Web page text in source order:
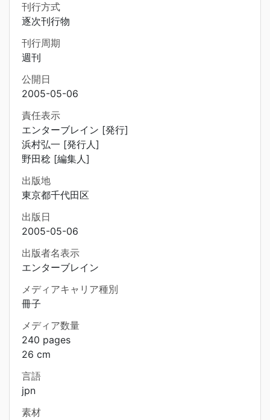
刊行方式
逐次刊行物
刊行周期
週刊
公開日
2005-05-06
責任表示
エンターブレイン [発行]
浜村弘一 [発行人]
野田稔 [編集人]
出版地
東京都千代田区
出版日
2005-05-06
出版者名表示
エンターブレイン
メディアキャリア種別
冊子
メディア数量
240 pages
26 cm
言語
jpn
素材